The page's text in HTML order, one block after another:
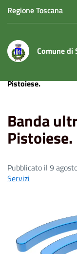
Regione Toscana
Comune di
Pistoiese.
Banda
Pistoiese.
Pubblicato il 9
Servizi